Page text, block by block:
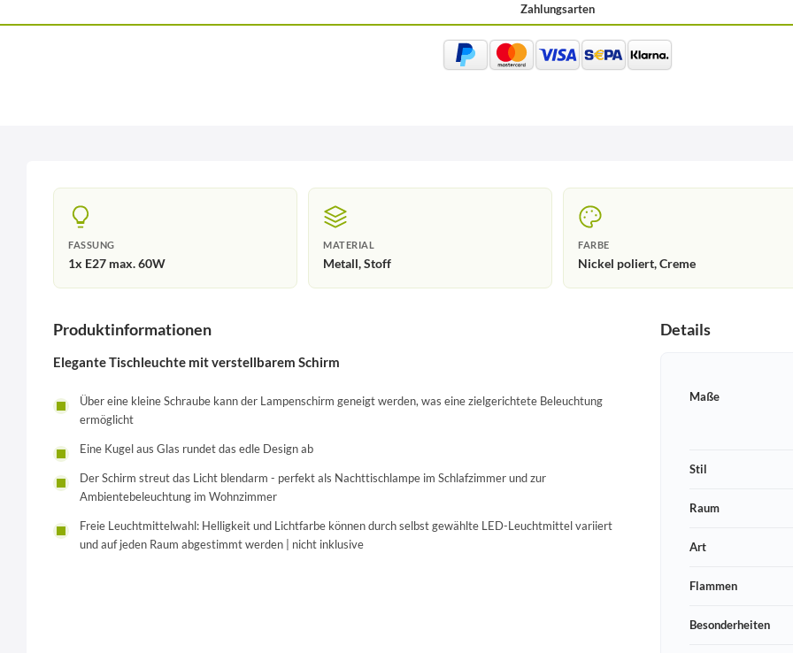
Zahlungsarten
FASSUNG
1x E27 max. 60W
MATERIAL
Metall, Stoff
FARBE
Nickel poliert, Creme
Produktinformationen
Elegante Tischleuchte mit verstellbarem Schirm
Über eine kleine Schraube kann der Lampenschirm geneigt werden, was eine zielgerichtete Beleuchtung
ermöglicht
Eine Kugel aus Glas rundet das edle Design ab
Der Schirm streut das Licht blendarm - perfekt als Nachttischlampe im Schlafzimmer und zur
Ambientebeleuchtung im Wohnzimmer
Freie Leuchtmittelwahl: Helligkeit und Lichtfarbe können durch selbst gewählte LED-Leuchtmittel variiert
und auf jeden Raum abgestimmt werden | nicht inklusive
Details
Maße
Stil
Raum
Art
Flammen
Besonderheiten